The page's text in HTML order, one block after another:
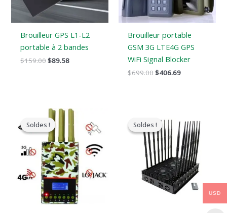
Brouilleur GPS L1-L2
portable à 2 bandes
$159.00$89.58
Brouilleur portable
GSM 3G LTE4G GPS
WiFi Signal Blocker
$699.00$406.69
Soldes !
Soldes !
Le
prix
original
était
:
$599.00.
Le
actuel
est
:
$396.99.
Soldes !
Soldes !
prix
original
était
:
$1,799.00.
prix
actuel
est
:
$1,219.99.
USD